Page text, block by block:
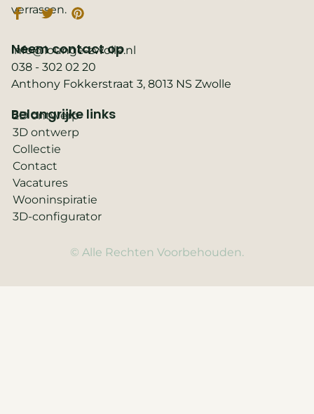
verrassen.
Belangrijke links
2D ontwerp
3D ontwerp
Collectie
Contact
Vacatures
Wooninspiratie
3D-configurator
Neem contact op
info@lounge-zwolle.nl
038 - 302 02 20
Anthony Fokkerstraat 3, 8013 NS Zwolle
© Alle Rechten Voorbehouden.